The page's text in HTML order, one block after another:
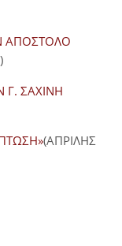
ΑΠΟΣΤΟΛΟ
Γ. ΣΑΧΙΝΗ
(ΑΠΡΙΛΗΣ